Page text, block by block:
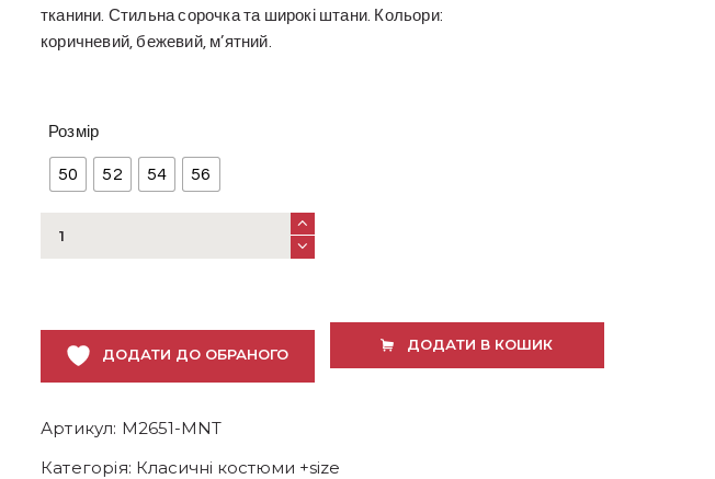
тканини. Стильна сорочка та широкі штани. Кольори:
коричневий, бежевий, м’ятний.
Розмір
50 52 54 56
легкої
жатої
тканини
+
штани)
ДОДАТИ В КОШИК
ДОДАТИ ДО ОБРАНОГО
Артикул: M2651-MNT
Категорія: Класичні костюми +size